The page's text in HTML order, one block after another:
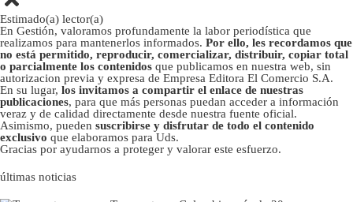
Estimado(a) lector(a)
En Gestión, valoramos profundamente la labor periodística que
realizamos para mantenerlos informados. Por ello, les recordamos que
no está permitido, reproducir, comercializar, distribuir, copiar total
o parcialmente los contenidos que publicamos en nuestra web, sin
autorizacion previa y expresa de Empresa Editora El Comercio S.A.
En su lugar, los invitamos a compartir el enlace de nuestras
publicaciones, para que más personas puedan acceder a información
veraz y de calidad directamente desde nuestra fuente oficial.
Asimismo, pueden suscribirse y disfrutar de todo el contenido
exclusivo que elaboramos para Uds.
Gracias por ayudarnos a proteger y valorar este esfuerzo.
últimas noticias